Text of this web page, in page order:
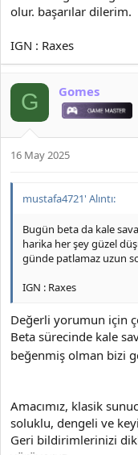
olur. başarılar dilerim.
IGN : Raxes
G Gomes
16 May 2025
mustafa4721' Alıntı:
Bugün beta da kale
harika her şey güzel
günde patlamaz uzun
IGN : Raxes
Değerli yorumun için
Beta sürecinde kale
beğenmiş olman bizi
Amacımız, klasik
soluklu, dengeli ve
Geri bildirimlerinizi